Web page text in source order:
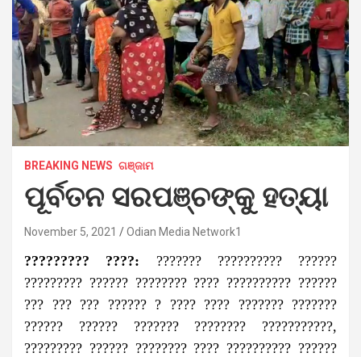
BREAKING NEWS ଗଞ୍ଜାମ
ପୂର୍ବତନ ସରପଞ୍ଚଙ୍କୁ ହତ୍ୟା
November 5, 2021 Odian Media Network1
????????? ????: ??????? ?????????? ??????
????????? ?????? ???????? ???? ?????????? ??????
??? ??? ??? ?????? ? ???? ???? ??????? ???????
?????? ?????? ??????? ???????? ???????????,
????????? ?????? ???????? ???? ?????????? ??????